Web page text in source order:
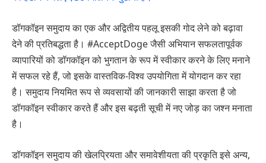
डॉगकॉइन समुदाय का एक और अद्वितीय पहलू इसकी गोद लेने को बढ़ावा
देने की प्रतिबद्धता है। #AcceptDoge जैसी अभियान सफलतापूर्वक
व्यापारियों को डॉगकॉइन को भुगतान के रूप में स्वीकार करने के लिए मनाने
में सफल रहे हैं, जो इसके वास्तविक-विश्व उपयोगिता में योगदान कर रहा
है। समुदाय नियमित रूप से व्यवसायों की जानकारी साझा करता है जो
डॉगकॉइन स्वीकार करते हैं और इस बढ़ती सूची में नए जोड़ का जश्न मनाता
है।
डॉगकॉइन समुदाय की खेलप्रियता और समावेशीयता की प्रकृति इसे अन्य,